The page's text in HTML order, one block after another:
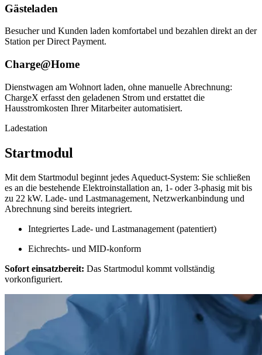
Gästeladen
Besucher und Kunden laden komfortabel und bezahlen direkt an der
Station per Direct Payment.
Charge@Home
Dienstwagen am Wohnort laden, ohne manuelle Abrechnung:
ChargeX erfasst den geladenen Strom und erstattet die
Hausstromkosten Ihrer Mitarbeiter automatisiert.
Ladestation
Startmodul
Mit dem Startmodul beginnt jedes Aqueduct-System: Sie schließen
es an die bestehende Elektroinstallation an, 1- oder 3-phasig mit bis
zu 22 kW. Lade- und Lastmanagement, Netzwerkanbindung und
Abrechnung sind bereits integriert.
Integriertes Lade- und Lastmanagement (patentiert)
Eichrechts- und MID-konform
Sofort einsatzbereit: Das Startmodul kommt vollständig
vorkonfiguriert.